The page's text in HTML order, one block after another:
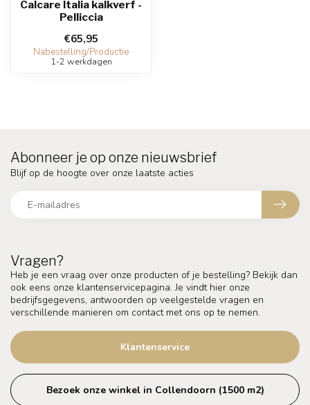
Calcare Italia kalkverf -
Pelliccia
€65,95
Nabestelling/Productie
1-2 werkdagen
Vragen?
Heb je een vraag over onze producten of je bestelling? Bekijk dan
ook eens onze klantenservicepagina. Je vindt hier onze
bedrijfsgegevens, antwoorden op veelgestelde vragen en
verschillende manieren om contact met ons op te nemen.
Klantenservice
Bezoek onze winkel in Collendoorn (1500 m2)
Abonneer je op onze nieuwsbrief
Blijf op de hoogte over onze laatste acties